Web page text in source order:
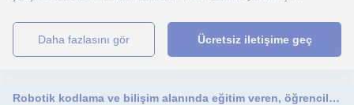
daha fazlasını gör Ücretsiz iletişime geç
Robotik kodlama ve bilişim alanında eğitim veren, öğrencilerin gelişimini önemseyen bir öğretmenim.